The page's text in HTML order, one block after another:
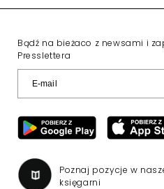
Bądź na bieżaco z newsami i
Presslettera
Poznaj pozycje w
księgarni